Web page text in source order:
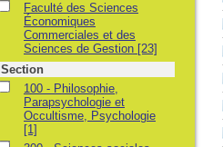
Faculté des Sciences
Économiques
Commerciales et des
Sciences de Gestion [23]
Section
100 - Philosophie,
Parapsychologie et
Occultisme, Psychologie
[1]